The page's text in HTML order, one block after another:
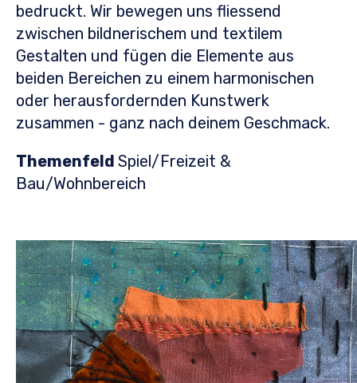
bedruckt. Wir bewegen uns fliessend
zwischen bildnerischem und textilem
Gestalten und fügen die Elemente aus
beiden Bereichen zu einem harmonischen
oder herausfordernden Kunstwerk
zusammen - ganz nach deinem Geschmack.
Themenfeld Spiel/Freizeit &
Bau/Wohnbereich